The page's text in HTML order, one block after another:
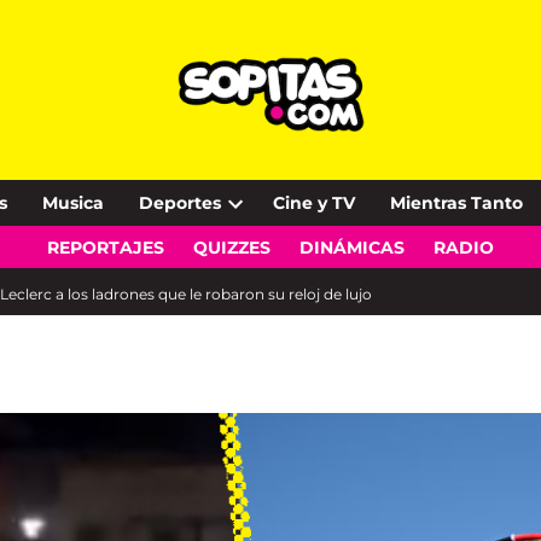
Musica Deportes
Open
dropdown
Cine y TV Mientras Tanto
REPORTAJES QUIZZES DINÁMICAS RADIO
a los ladrones que le robaron su reloj de lujo